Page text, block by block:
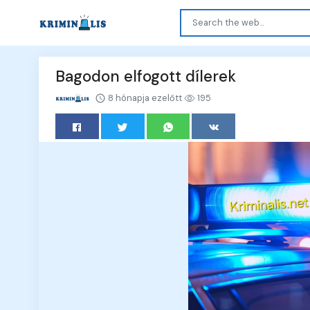
Bagodon elfogott dílerek
8 hónapja ezelőtt 195